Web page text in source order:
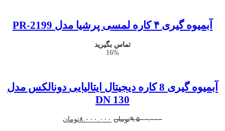
آبمیوه گیری ۴ کاره لمسی پرشیا مدل PR-2199
تماس بگیرید
16%
آبمیوه گیری 8 کاره دیجیتال ایتالیایی دونالکس مدل
DN 130
۹.۵۰۰.۰۰۰تومان قیمت
۸.۰۰۰.۰۰۰تومان